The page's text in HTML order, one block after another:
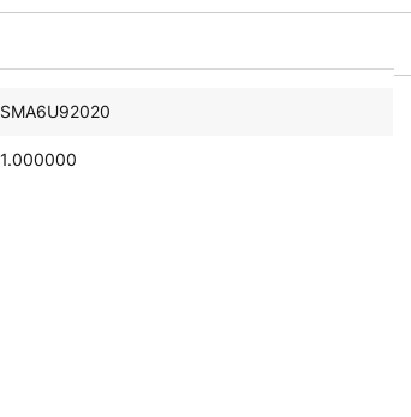
SMA6U92020
1.000000